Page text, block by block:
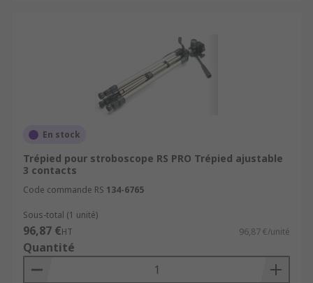
En stock
Trépied pour stroboscope RS PRO Trépied ajustable
3 contacts
Code commande RS 134-6765
Sous-total (1 unité)
96,87 €HT 96,87 €/unité
Quantité